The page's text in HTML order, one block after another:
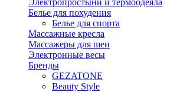
Электропростыни и термоодеяла
Белье для похудения
Белье для спорта
Массажные кресла
Массажеры для шеи
Электронные весы
Бренды
GEZATONE
Beauty Style